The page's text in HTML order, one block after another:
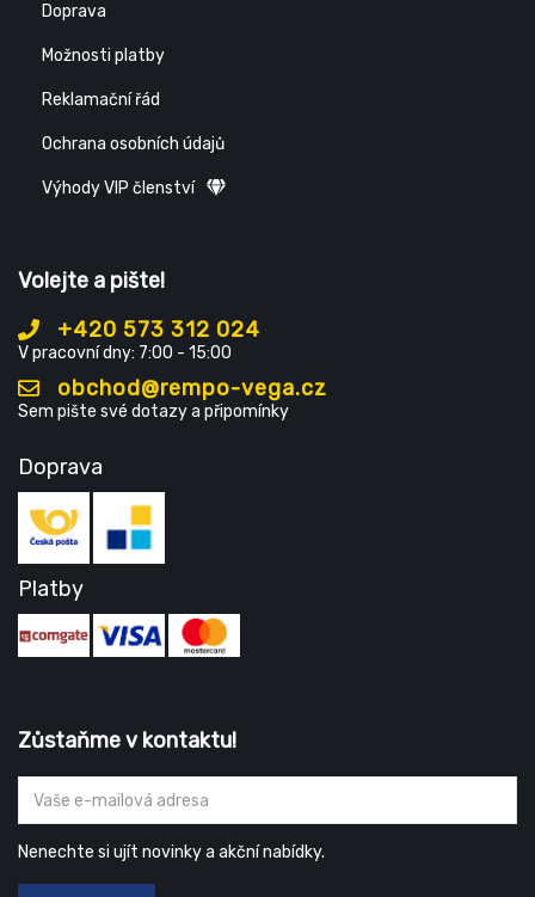
Doprava
Možnosti platby
Reklamační řád
Ochrana osobních údajů
Výhody VIP členství
Volejte a pište!
+420 573 312 024
V pracovní dny: 7:00 - 15:00
obchod@rempo-vega.cz
Sem pište své dotazy a připomínky
Doprava
Platby
Zůstaňme v kontaktu!
Nenechte si ujít novinky a akční nabídky.